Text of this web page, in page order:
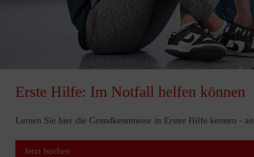
Erste Hilfe: Im Notfall helfen können
Lernen Sie hier die Grundkenntnisse in Erster Hilfe kennen -
Jetzt buchen